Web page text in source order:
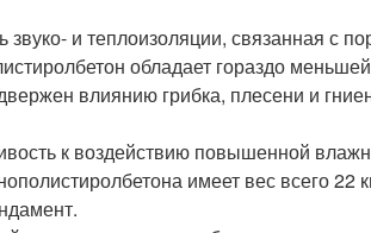
звуко- и теплоизоляции, связанная с
обладает гораздо
влиянию грибка, плесени и
к воздействию повышенной
имеет вес всего